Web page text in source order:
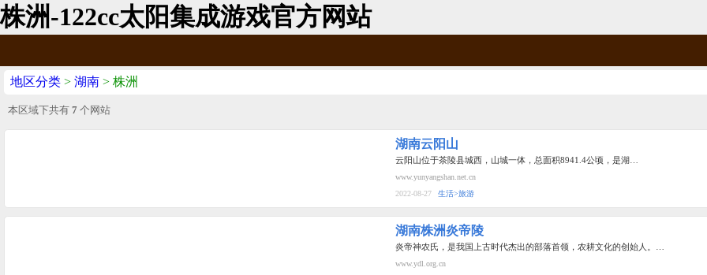
株洲-122cc太阳集成游戏官方网站
地区分类 > 湖南 > 株洲
本区域下共有 7 个网站
湖南云阳山
云阳山位于茶陵县城西，山城一体，总面积8941.4公顷，是湖…
www.yunyangshan.net.cn
2022-08-27
生活>旅游
湖南株洲炎帝陵
炎帝神农氏，是我国上古时代杰出的部落首领，农耕文化的创始人。…
www.ydl.org.cn